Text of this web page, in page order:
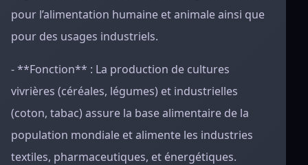
pour l’alimentation humaine et animale ainsi que
pour des usages industriels.
- **Fonction** : La production de cultures
vivrières (céréales, légumes) et industrielles
(coton, tabac) assure la base alimentaire de la
population mondiale et alimente les industries
textiles, pharmaceutiques, et énergétiques.